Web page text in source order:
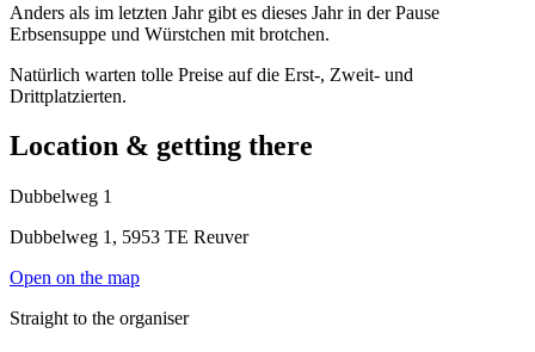
Anders als im letzten Jahr gibt es dieses Jahr in der Pause
Erbsensuppe und Würstchen mit brotchen.
Natürlich warten tolle Preise auf die Erst-, Zweit- und
Drittplatzierten.
Location & getting there
Dubbelweg 1
Dubbelweg 1, 5953 TE Reuver
Open on the map
Straight to the organiser